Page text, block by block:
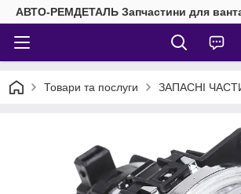
АВТО-РЕМДЕТАЛЬ Запчастини для
Товари та послуги ЗАПАСНІ